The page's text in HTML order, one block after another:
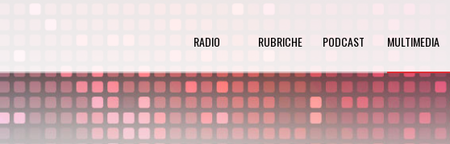
RADIO RUBRICHE PODCAST MULTIMEDIA